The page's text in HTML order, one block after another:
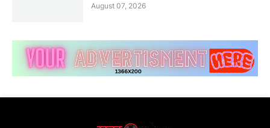
August 07, 2026